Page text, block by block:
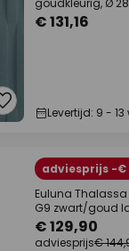
goudkleurig, Ø 28
€ 131,16
Levertijd: 9 -
adviesprijs -€
Euluna
G9 zwart/goud
€ 129,90
adviesprijs€